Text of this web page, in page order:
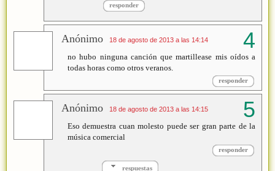
responder
Anónimo 18 de agosto de 2013 a las 14:14
no hubo ninguna canción que martillease mis oídos a
todas horas como otros veranos.
responder
Anónimo 18 de agosto de 2013 a las 14:15
Eso demuestra cuan molesto puede ser gran parte de la
música comercial
responder
respuestas